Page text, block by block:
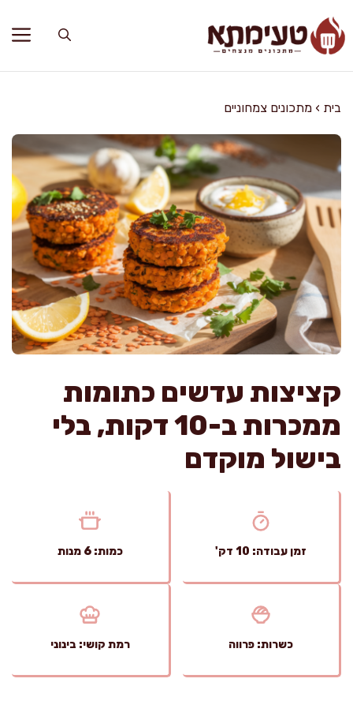
לתוכן
בית › מתכונים צמחוניים
קציצות עדשים כתומות
ממכרות ב-10 דקות, בלי
בישול מוקדם
זמן עבודה: 10 דק' כמות: 6 מנות
כשרות: פרווה רמת קושי: בינוני